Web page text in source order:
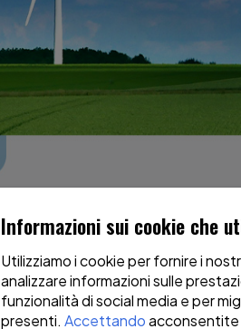
Informazioni sui cookie che
Utilizziamo i cookie per fornire i
analizzare informazioni sulle
funzionalità di social media e per
presenti. Accettandoacconsentite